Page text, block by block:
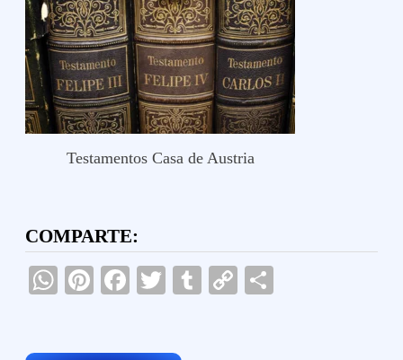
Testamentos Casa de Austria
COMPARTE:
WhatsApp
Pinterest
Facebook
TwitterTumblr
Copy